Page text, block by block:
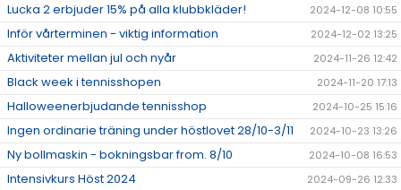
Lucka 2 erbjuder 15% på alla klubbkläder! 2024-12-08 10:55
Inför vårterminen - viktig information 2024-12-02 13:25
Aktiviteter mellan jul och nyår 2024-11-26 12:42
Black week i tennisshopen 2024-11-20 17:13
Halloweenerbjudande tennisshop 2024-10-25 15:16
Ingen ordinarie träning under höstlovet 28/10-3/11 2024-10-23 13:26
Ny bollmaskin - bokningsbar from. 8/10 2024-10-08 16:53
Intensivkurs Höst 2024
2024-09-26 12:33